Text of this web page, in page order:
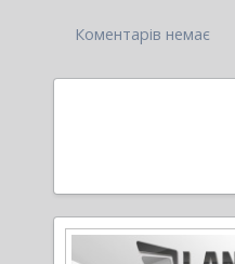
Коментарів немає